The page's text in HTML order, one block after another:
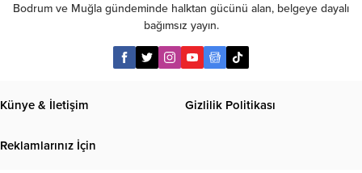
Bodrum ve Muğla gündeminde halktan gücünü alan, belgeye dayalı
bağımsız yayın.
Künye & İletişim Gizlilik Politikası
Reklamlarınız İçin